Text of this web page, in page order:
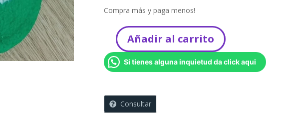
Compra más y paga menos!
Gorra
para
bebé
Inmediata
cantidad
Añadir al carrito
Si tienes alguna inquietud da click aqui
Consultar